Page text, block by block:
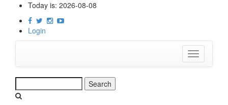
content
Today is: 2026-08-08
Login
Toggle
navigation